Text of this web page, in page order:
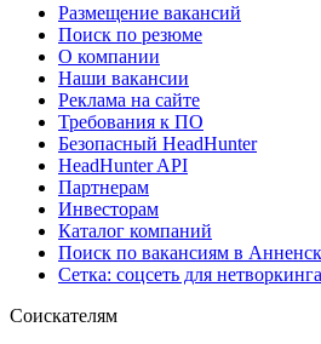
Размещение вакансий
Поиск по резюме
О компании
Наши вакансии
Реклама на сайте
Требования к ПО
Безопасный HeadHunter
HeadHunter API
Партнерам
Инвесторам
Каталог компаний
Поиск по вакансиям в
Сетка: соцсеть для нетворкинга
Соискателям